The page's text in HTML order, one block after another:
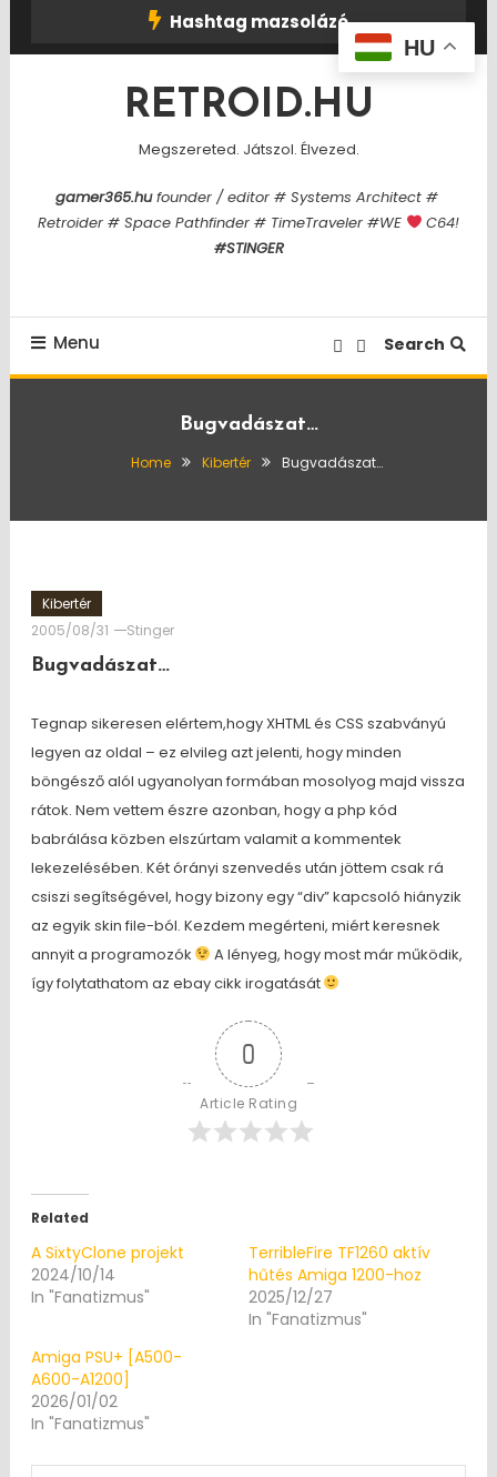
Hashtag mazsolázó
RETROID.HU
Megszereted. Játszol. Élvezed.
gamer365.hufounder / editor # Systems Architect #
Retroider # Space Pathfinder # TimeTraveler #WE
C64!
#STINGER
Menu Search
Bugvadászat…
Home Kibertér Bugvadászat…
Kibertér
2005/08/31
Stinger
Bugvadászat…
Tegnap sikeresen elértem,hogy XHTML és CSS szabványú
legyen az oldal – ez elvileg azt jelenti, hogy minden
böngésző alól ugyanolyan formában mosolyog majd vissza
rátok. Nem vettem észre azonban, hogy a php kód
babrálása közben elszúrtam valamit a kommentek
lekezelésében. Két órányi szenvedés után jöttem csak rá
csiszi segítségével, hogy bizony egy “div” kapcsoló hiányzik
az egyik skin file-ból. Kezdem megérteni, miért keresnek
annyit a programozók
A lényeg, hogy most már működik,
így folytathatom az ebay cikk irogatását
0
Article Rating
Related
A SixtyClone projekt
2024/10/14
In "Fanatizmus"
TerribleFire TF1260 aktív
hűtés Amiga 1200-hoz
2025/12/27
In "Fanatizmus"
Amiga PSU+ [A500-
A600-A1200]
2026/01/02
In "Fanatizmus"
HU